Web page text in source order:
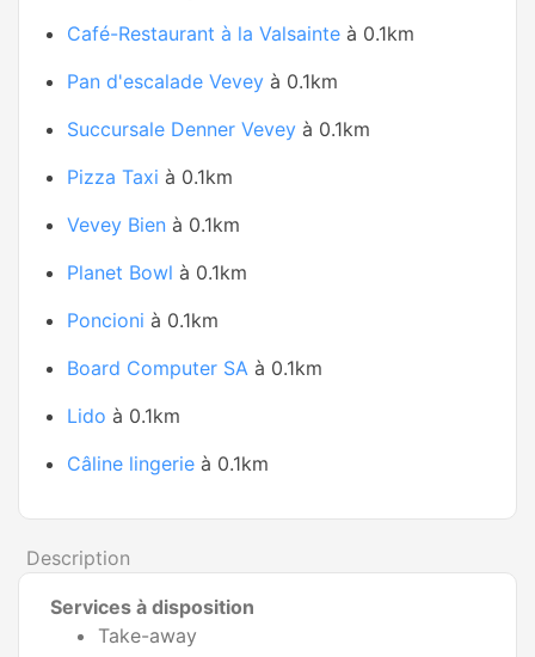
Café-Restaurant à la Valsainte à 0.1km
Pan d'escalade Vevey à 0.1km
Succursale Denner Vevey à 0.1km
Pizza Taxi à 0.1km
Vevey Bien à 0.1km
Planet Bowl à 0.1km
Poncioni à 0.1km
Board Computer SA à 0.1km
Lido à 0.1km
Câline lingerie à 0.1km
Description
Services à disposition
Take-away